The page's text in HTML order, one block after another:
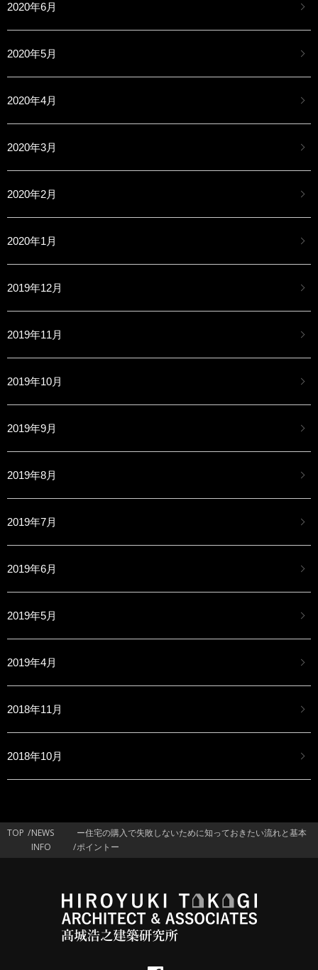
2020年6月
2020年5月
2020年4月
2020年3月
2020年2月
2020年1月
2019年12月
2019年11月
2019年10月
2019年9月
2019年8月
2019年7月
2019年6月
2019年5月
2019年4月
2018年11月
2018年10月
TOP
NEWS
INFO
ー住宅の購入で失敗しないために知っておきたい流れと基本
ポイントー